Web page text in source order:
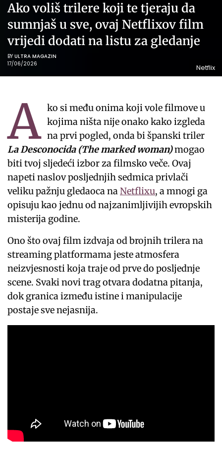
Ako voliš trilere koji te tjeraju da
sumnjaš u sve, ovaj Netflixov film
vrijedi dodati na listu za gledanje
BY ULTRA MAGAZIN
17/06/2026
Netflix
A ko si među onima koji vole filmove u
kojima ništa nije onako kako izgleda
na prvi pogled, onda bi španski triler
La Desconocida (The marked woman)mogao
biti tvoj sljedeći izbor za filmsko veče. Ovaj
napeti naslov posljednjih sedmica privlači
veliku pažnju gledaoca naNetflixu, a mnogi ga
opisuju kao jednu od najzanimljivijih evropskih
misterija godine.
Ono što ovaj film izdvaja od brojnih trilera na
streaming platformama jeste atmosfera
neizvjesnosti koja traje od prve do posljednje
scene. Svaki novi trag otvara dodatna pitanja,
dok granica između istine i manipulacije
postaje sve nejasnija.